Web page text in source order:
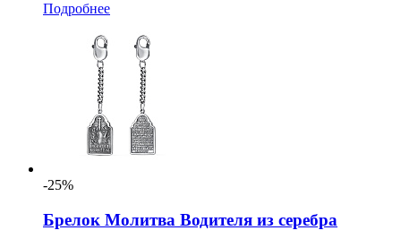
Подробнее
-25%
Брелок Молитва Водителя из серебра